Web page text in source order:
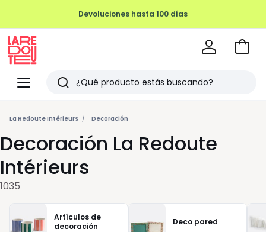
Menu
Redoute
Buscar
Últimos
artículos
vistos
Ir
La Redoute Intérieurs Decoración
Decoración La Redoute
Intérieurs
1035
Artículos de
decoración
Deco pared